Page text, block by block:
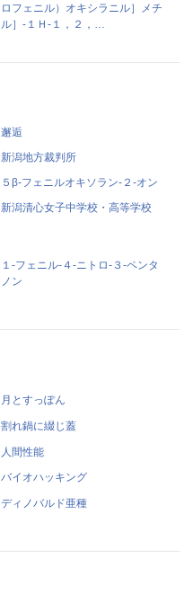
ロフェニル）オキシラニル］メチ
ル］‐１Ｈ‐１，２，…
邂逅
新潟地方裁判所
５β‐フェニルオキソラン‐２‐オン
新潟清心女子中学校・高等学校
１‐フェニル‐４‐ニトロ‐３‐ペンタ
ノン
月とすっぽん
割れ鍋に綴じ蓋
人間性能
バイオハッキング
ディノバルド亜種